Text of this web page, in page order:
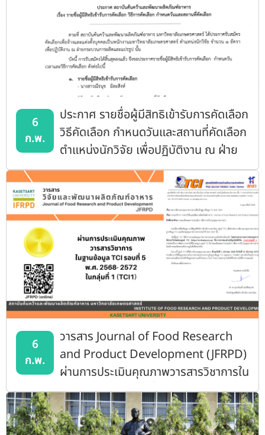
6
ก.พ.
ประกาศ รายชื่อผู้มีสิทธิเข้ารับการคัดเลือก
วิธีคัดเลือก กำหนดวันและสถานที่คัดเลือก
ตำแหน่งนักวิจัย เพื่อปฏิบัติงาน ณ ฝ่าย
กระบวนการผลิตภและแปรรูป
6
ก.พ.
วารสาร Journal of Food Research
and Product Development (JFRPD)
ผ่านการประเมินคุณภาพวารสารวิชาการใน
ฐานข้อมูล TCI รอบที่ 5 พ.ศ.2568-2572
โดยการรับรองเป็น วารสารกลุ่มที่ 1
(TCI1)